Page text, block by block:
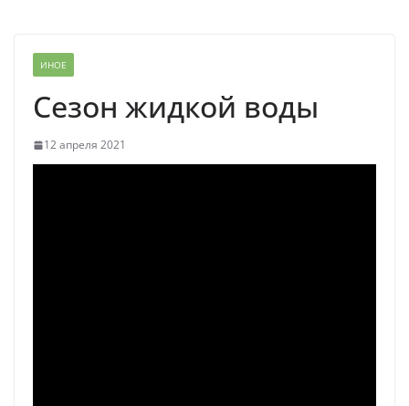
ИНОЕ
Сезон жидкой воды
12 апреля 2021